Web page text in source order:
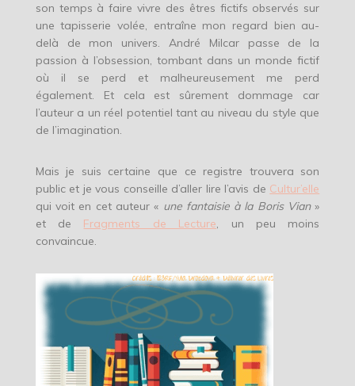
son temps à faire vivre des êtres fictifs observés sur
une tapisserie volée, entraîne mon regard bien au-
delà de mon univers. André Milcar passe de la
passion à l’obsession, tombant dans un monde fictif
où il se perd et malheureusement me perd
également. Et cela est sûrement dommage car
l’auteur a un réel potentiel tant au niveau du style que
de l’imagination.
Mais je suis certaine que ce registre trouvera son
public et je vous conseille d’aller lire l’avis de Cultur’elle
qui voit en cet auteur « une fantaisie à la Boris Vian»
et de Fragments de Lecture, un peu moins
convaincue.